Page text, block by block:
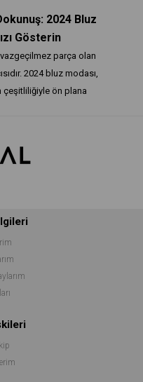
2024 Bluz
Gösterin
parça olan
2024 bluz modası,
çeşitliliğiyle ön plana
dikkat çekiyor.
modeller,
sade bluzları
Bluzlarda volan ve büzgü
bluzlara hareket ve